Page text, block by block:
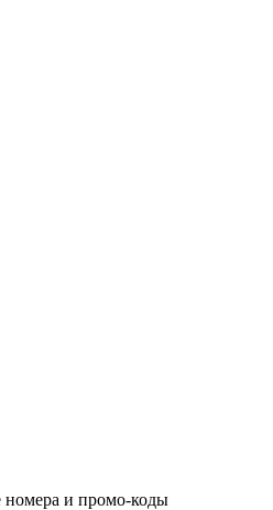
номера и промо-коды